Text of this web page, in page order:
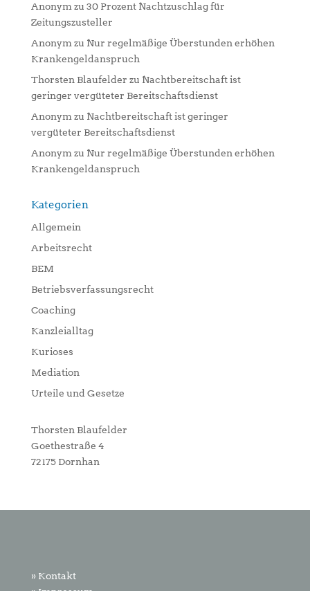
Anonym zu 30 Prozent Nachtzuschlag für
Zeitungszusteller
Anonym zu Nur regelmäßige Überstunden erhöhen
Krankengeldanspruch
Thorsten Blaufelder zu Nachtbereitschaft ist
geringer vergüteter Bereitschaftsdienst
Anonym zu Nachtbereitschaft ist geringer
vergüteter Bereitschaftsdienst
Anonym zu Nur regelmäßige Überstunden erhöhen
Krankengeldanspruch
Kategorien
Allgemein
Arbeitsrecht
BEM
Betriebsverfassungsrecht
Coaching
Kanzleialltag
Kurioses
Mediation
Urteile und Gesetze
Thorsten Blaufelder
Goethestraße 4
72175 Dornhan
» Kontakt